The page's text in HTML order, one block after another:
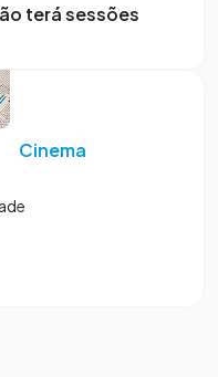
terá sessões
Cinema